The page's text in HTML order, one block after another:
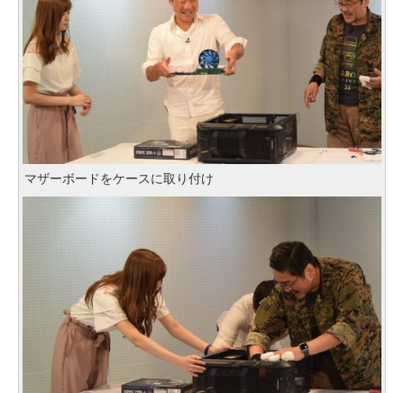
マザーボードをケースに取り付け